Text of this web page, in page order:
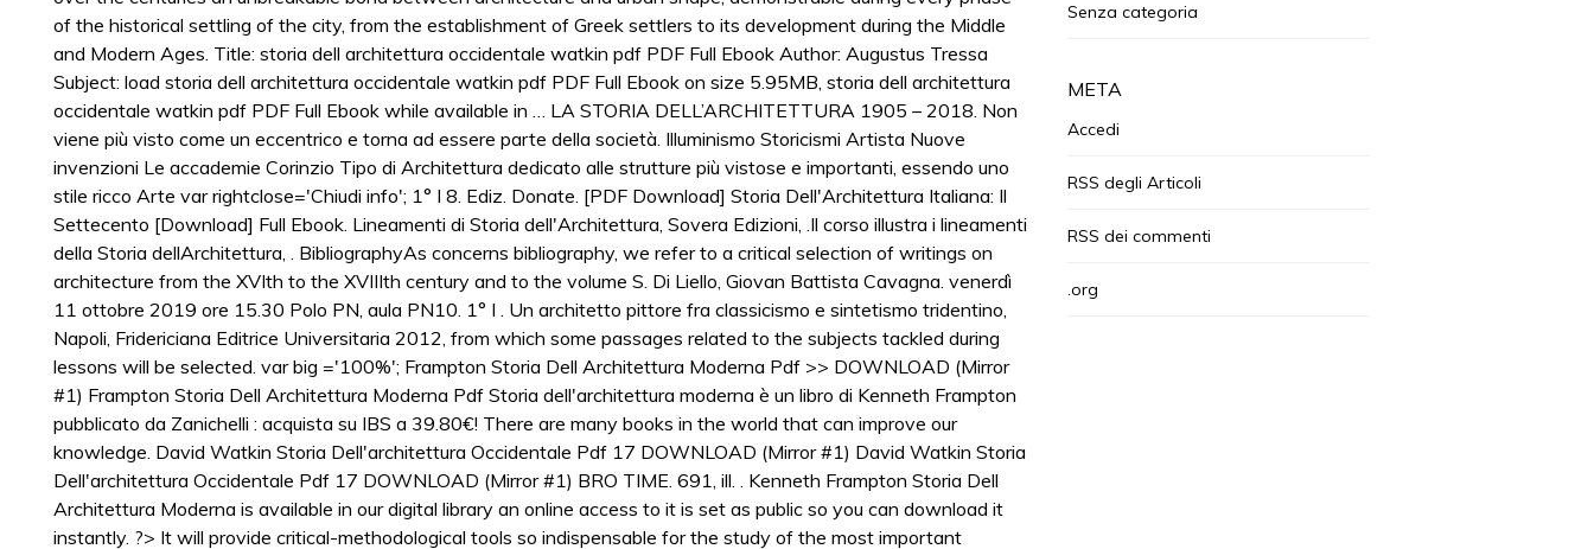
Senza categoria
META
Accedi
RSS degli Articoli
RSS dei commenti
.org